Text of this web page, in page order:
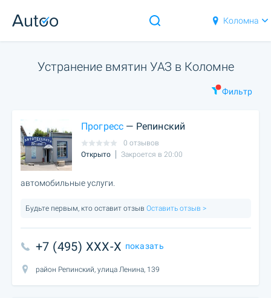
Коломна
Устранение вмятин УАЗ в Коломне
Фильтр
Прогресс — Репинский
0 отзывов
Открыто
Закроется в 20:00
автомобильные услуги.
Будьте первым, кто оставит отзыв Оставить отзыв >
+7 (495) XXX-X показать
район Репинский, улица Ленина, 139